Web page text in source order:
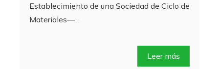
Establecimiento de una Sociedad de Ciclo de
Materiales—…
Leer más